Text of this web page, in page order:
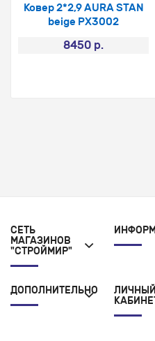
Ковер 2*2,9 AURA STAN
beige PX3002
8450 р.
СЕТЬ
МАГАЗИНОВ
"СТРОЙМИР"
ДОПОЛНИТЕЛЬНО
ЛИЧНЫЙ